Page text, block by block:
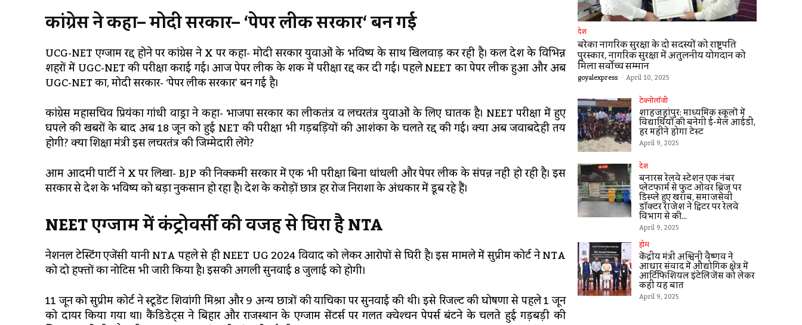
कांग्रेसनेकहा–मोदीसरकार– ‘पेपरलीकसरकार‘बनगई
UCG-NET एग्जाम रद्द होने पर कांग्रेस ने X पर कहा- मोदी सरकार युवाओं के भविष्य के साथ खिलवाड़ कर रही है। कल देश के विभिन्न
शहरों में UGC-NET की परीक्षा कराई गई। आज पेपर लीक के शक में परीक्षा रद्द कर दी गई। पहले NEET का पेपर लीक हुआ और अब
UGC-NET का, मोदी सरकार- ‘पेपर लीक सरकार’ बन गई है।
कांग्रेस महासचिव प्रियंका गांधी वाड्रा ने कहा- भाजपा सरकार का लीकतंत्र व लचरतंत्र युवाओं के लिए घातक है। NEET परीक्षा में हुए
घपले की खबरों के बाद अब 18 जून को हुई NET की परीक्षा भी गड़बड़ियों की आशंका के चलते रद्द की गई। क्या अब जवाबदेही तय
होगी? क्या शिक्षा मंत्री इस लचरतंत्र की जिम्मेदारी लेंगे?
आम आदमी पार्टी ने X पर लिखा- BJP की निक्कमी सरकार में एक भी परीक्षा बिना धांधली और पेपर लीक के संपन्न नहीं हो रही है। इस
सरकार से देश के भविष्य को बड़ा नुकसान हो रहा है। देश के करोड़ों छात्र हर रोज निराशा के अंधकार में डूब रहे हैं।
NEETएग्जाममेंकंट्रोवर्सीकीवजहसेघिराहैNTA
नेशनल टेस्टिंग एजेंसी यानी NTA पहले से ही NEET UG 2024 विवाद को लेकर आरोपों से घिरी है। इस मामले में सुप्रीम कोर्ट ने NTA
को दो हफ्तों का नोटिस भी जारी किया है। इसकी अगली सुनवाई 8 जुलाई को होगी।
11 जून को सुप्रीम कोर्ट ने स्‍टूडेंट शिवांगी मिश्रा और 9 अन्य छात्रों की याचिका पर सुनवाई की थी। इसे रिजल्ट की घोषणा से पहले 1 जून
को दायर किया गया था। कैंडिडेट्स ने ब‍िहार और राजस्‍थान के एग्‍जाम सेंटर्स पर गलत क्‍वेश्‍चन पेपर्स बंटने के चलते हुई गड़बड़ी की
देश
बरेका नागरिक सुरक्षा के दो सदस्यों को राष्ट्रपति
पुरस्कार, नागरिक सुरक्षा में अतुलनीय योगदान को
मिला सर्वोच्च सम्मान
goyalexpress - April 10, 2025
टेक्नोलॉजी
शाहजहांपुर: माध्यमिक स्कूलाें में
विद्यार्थियों की बनेगी ई-मेल आईडी,
हर महीने होगा टेस्ट
April 9, 2025
देश
बनारस रेलवे स्टेशन एक नंबर
प्लेटफार्म से फुट ओवर ब्रिज पर
डिस्प्ले हुए खराब, समाजसेवी
डॉक्टर राजेश ने ट्विटर पर रेलवे
विभाग से की...
April 9, 2025
होम
केंद्रीय मंत्री अश्विनी वैष्णव ने
आधार संवाद में औद्योगिक क्षेत्र में
आर्टिफिशियल इंटेलिजेंस को लेकर
कहीं यह बात
April 9, 2025